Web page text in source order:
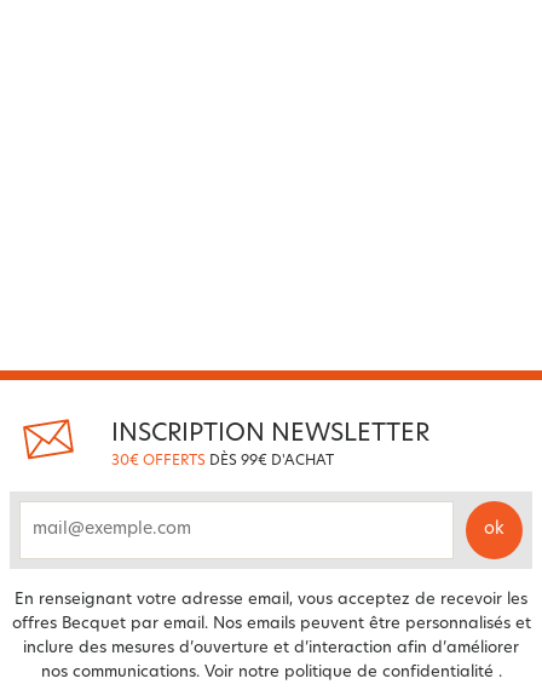
INSCRIPTION NEWSLETTER
30€ OFFERTS DÈS 99€ D'ACHAT
ok
En renseignant votre adresse email, vous acceptez de recevoir les
offres Becquet par email. Nos emails peuvent être personnalisés et
inclure des mesures d’ouverture et d’interaction afin d’améliorer
nos communications. Voir notre politique de confidentialité .